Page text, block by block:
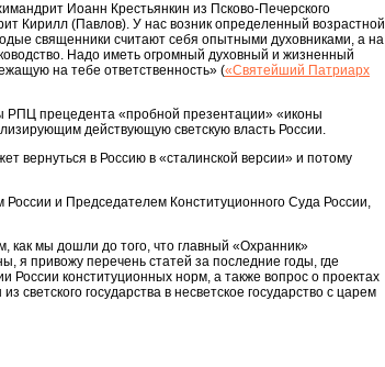
Иоанн Крестьянкин из Псково-Печерского
Кирилл (Павлов). У нас возник определенный возрастной
священники считают себя опытными духовниками, а на
Надо иметь огромный духовный и жизненный
на тебе ответственность» («Святейший Патриарх
прецедента «пробной презентации» «иконы
действующую светскую власть России.
вернуться в Россию в «сталинской версии» и потому
и Председателем Конституционного Суда России,
как мы дошли до того, что главный «Охранник»
я привожу перечень статей за последние годы, где
России конституционных норм, а также вопрос о проектах
государства в несветское государство с царем